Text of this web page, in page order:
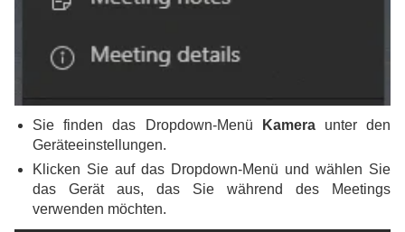
Sie finden das Dropdown-Menü Kameraunter den
Geräteeinstellungen.
Klicken Sie auf das Dropdown-Menü und wählen Sie
das Gerät aus, das Sie während des Meetings
verwenden möchten.